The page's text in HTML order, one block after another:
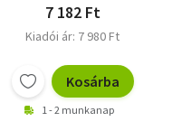
7 182 Ft
Kiadói ár: 7 980 Ft
Kosárba
1 - 2 munkanap